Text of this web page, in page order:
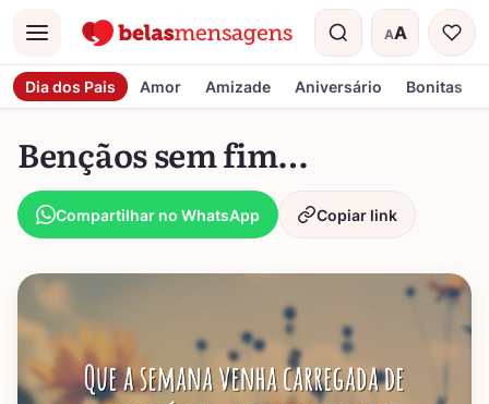
Menu AA
Tamanho do
Dia dos Pais Amor Amizade Aniversário Bonitas
Bençãos sem fim…
Compartilhar no WhatsApp Copiar link